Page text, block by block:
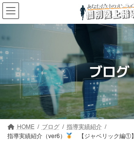
コ
ン
テ
ン
ツ
へ
ス
ッ
ナ
ビ
ゲ
ー
シ
ョ
ン
移
ブログ
HOME ブログ
指導実績紹介
指導実績紹介（ver6）
【ジャベリック編①】